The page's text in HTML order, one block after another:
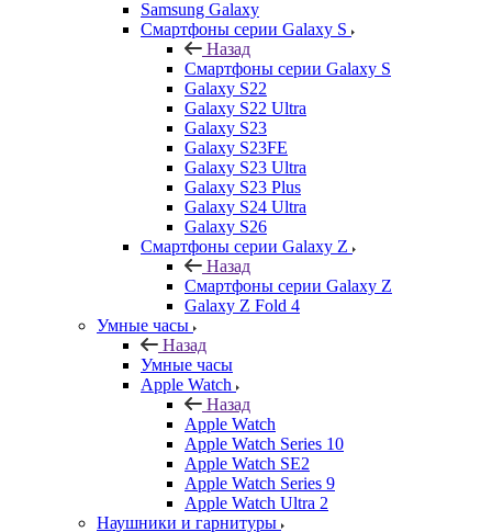
Samsung Galaxy
Смартфоны серии Galaxy S
Назад
Смартфоны серии Galaxy S
Galaxy S22
Galaxy S22 Ultra
Galaxy S23
Galaxy S23FE
Galaxy S23 Ultra
Galaxy S23 Plus
Galaxy S24 Ultra
Galaxy S26
Смартфоны серии Galaxy Z
Назад
Смартфоны серии Galaxy Z
Galaxy Z Fold 4
Умные часы
Назад
Умные часы
Apple Watch
Назад
Apple Watch
Apple Watch Series 10
Apple Watch SE2
Apple Watch Series 9
Apple Watch Ultra 2
Наушники и гарнитуры